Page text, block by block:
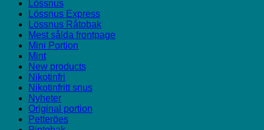
Lössnus
Lössnus Express
Lössnus Råtobak
Mest sålda frontpage
Mini Portion
Mint
New products
Nikotinfri
Nikotinfritt snus
Nyheter
Original portion
Petteröes